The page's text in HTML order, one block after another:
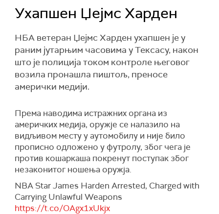
Ухапшен Џејмс Харден
НБА ветеран Џејмс Харден ухапшен је у
раним јутарњим часовима у Тексасу, након
што је полиција током контроле његовог
возила пронашла пиштољ, преносе
амерички медији.
Према наводима истражних органа из
америчких медија, оружје се налазило на
видљивом месту у аутомобилу и није било
прописно одложено у футролу, због чега је
против кошаркаша покренут поступак због
незаконитог ношења оружја.
NBA Star James Harden Arrested, Charged with
Carrying Unlawful Weapons
https://t.co/OAgx1xUkjx